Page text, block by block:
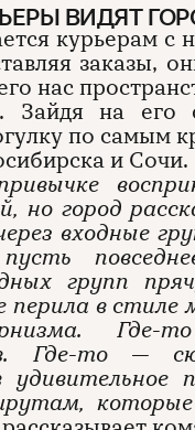
ВИДЯТ
курьерам с
заказы,
нас
Зайдя на его
по самым
и Сочи.
но город
через входные
групп
в стиле
Где-то —
которые